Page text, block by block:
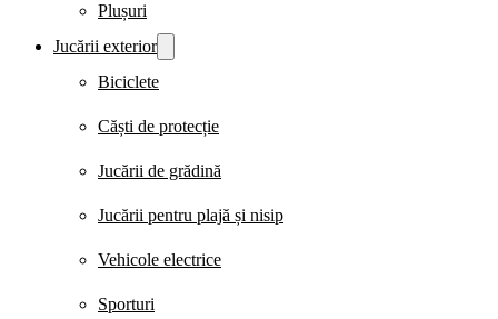
Plușuri
Jucării exterior
Biciclete
Căști de protecție
Jucării de grădină
Jucării pentru plajă și nisip
Vehicole electrice
Sporturi